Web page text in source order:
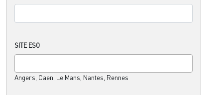
SITE ESO
Angers, Caen, Le Mans, Nantes, Rennes